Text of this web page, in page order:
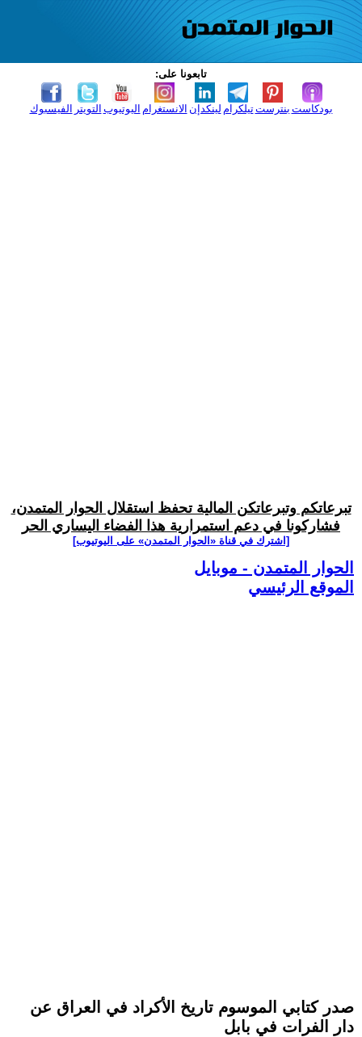
تابعونا على:
الفيسبوك التويتر اليوتيوب الانستغرام لينكدإن تيلكرامبنترست بودكاست
تبرعاتكم وتبرعاتكن المالية تحفظ استقلال الحوار المتمدن،
فشاركونا في دعم استمرارية هذا الفضاء اليساري الحر
[اشترك في قناة ‫«الحوار المتمدن» على اليوتيوب]
الحوار المتمدن - موبايل
الموقع الرئيسي
صدر كتابي الموسوم تاريخ الأكراد في العراق عن
دار الفرات في بابل